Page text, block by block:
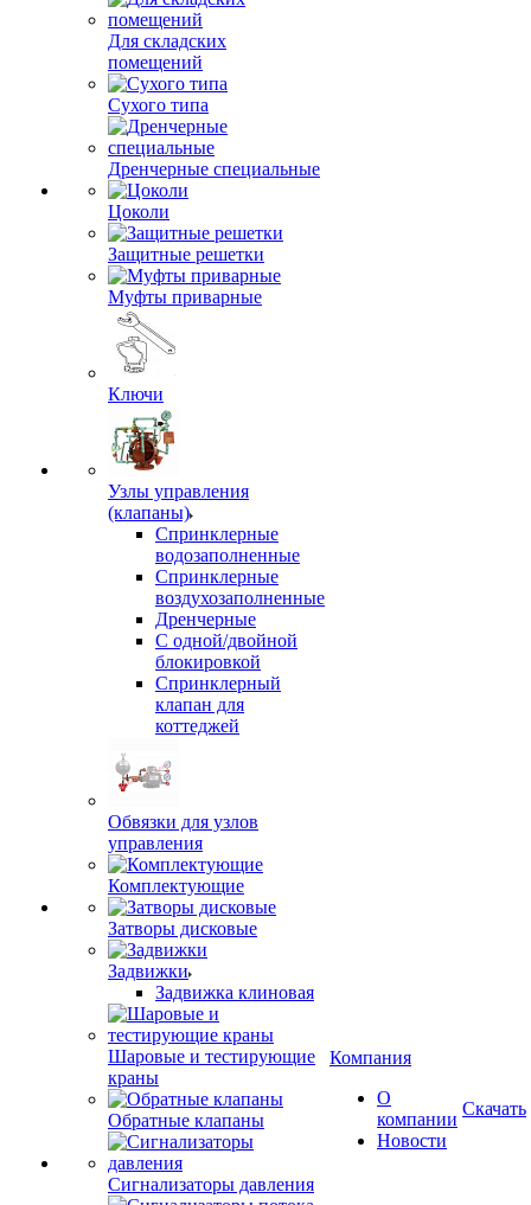
Для складских
помещений
Сухого типа
Дренчерные специальные
Цоколи
Защитные решетки
Муфты приварные
Ключи
Узлы управления
(клапаны)
Спринклерные
водозаполненные
Спринклерные
воздухозаполненные
Дренчерные
С одной/двойной
блокировкой
Спринклерный
клапан для
коттеджей
Обвязки для узлов
управления
Комплектующие
Затворы дисковые
Задвижки
Задвижка клиновая
Шаровые и тестирующие
краны
Обратные клапаны
Сигнализаторы давления
Компания
О
компании
Новости
Скачать